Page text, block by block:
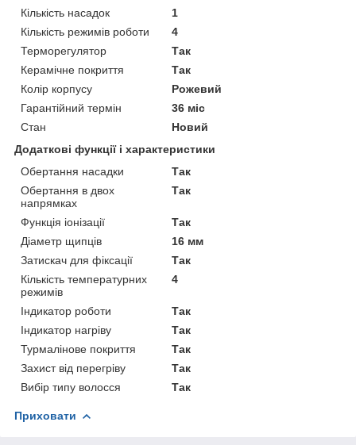
Кількість насадок
1
Кількість режимів роботи
4
Терморегулятор
Так
Керамічне покриття
Так
Колір корпусу
Рожевий
Гарантійний термін
36 міс
Стан
Новий
Додаткові функції і характеристики
Обертання насадки
Так
Обертання в двох
напрямках
Так
Функція іонізації
Так
Діаметр щипців
16 мм
Затискач для фіксації
Так
Кількість температурних
режимів
4
Індикатор роботи
Так
Індикатор нагріву
Так
Турмалінове покриття
Так
Захист від перегріву
Так
Вибір типу волосся
Так
Приховати